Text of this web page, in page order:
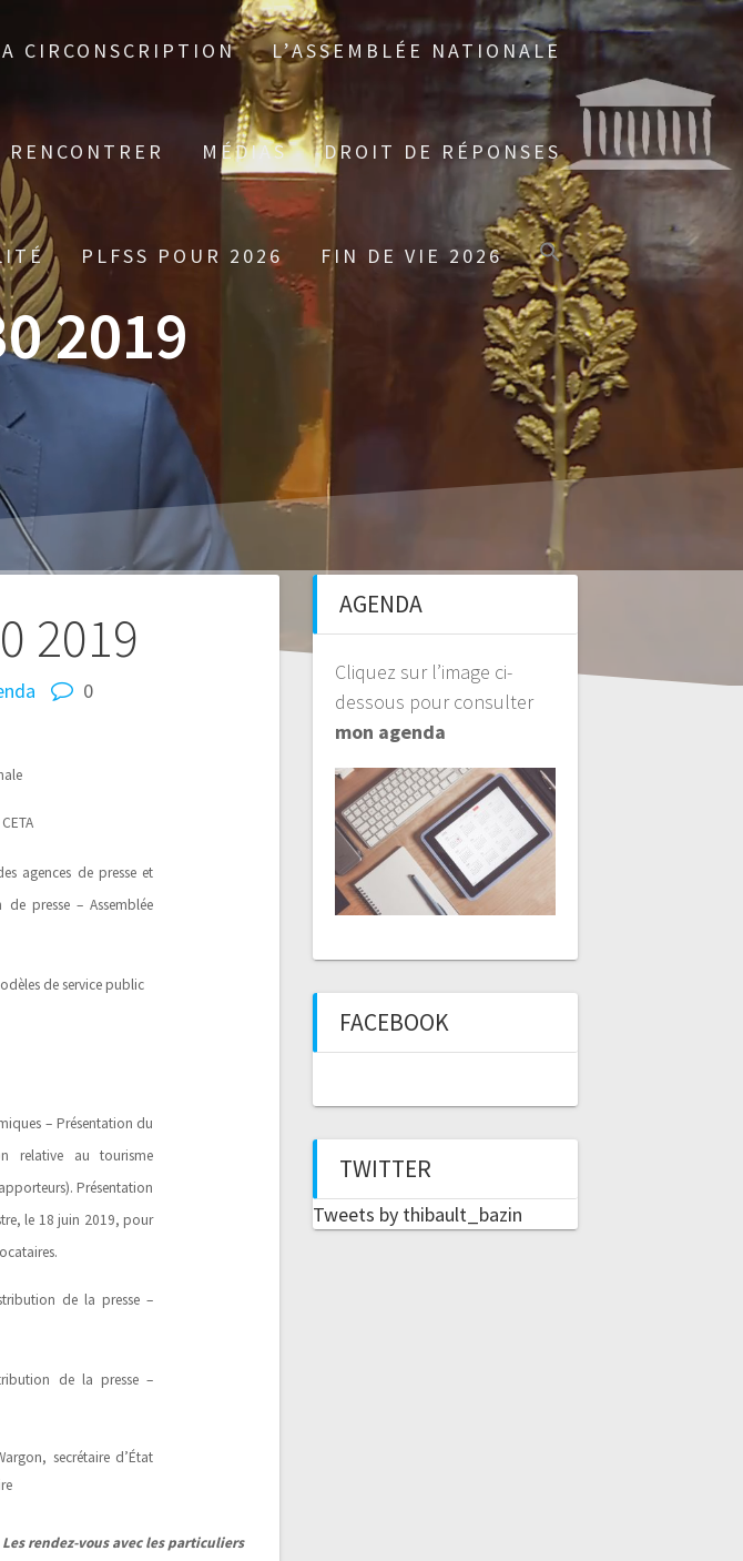
CIRCONSCRIPTION L’ASSEMBLÉE NATIONALE
MÉDIAS DROIT DE RÉPONSES
PLFSS POUR 2026 FIN DE VIE 2026
2019
2019
0
agences de presse et
presse – Assemblée
de service public
– Présentation du
relative au tourisme
Présentation
le 18 juin 2019, pour
de la presse –
de la presse –
secrétaire d’État
rendez-vous avec les particuliers
AGENDA
Cliquez sur l’image ci-
dessous pour consulter
mon agenda
FACEBOOK
TWITTER
Tweets by thibault_bazin